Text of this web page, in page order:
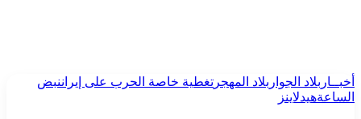
أخبــار بلاد الجوار بلاد المهجر تغطية خاصة الحرب على إيراننبض
الساعةهيدلاينز